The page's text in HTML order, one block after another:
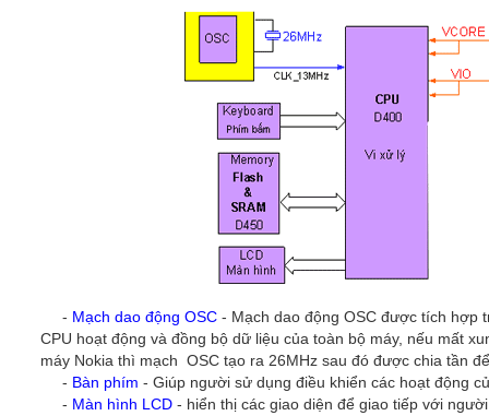
- Mạch dao động OSC - Mạch dao động OSC được tích hợp
CPU hoạt động và đồng bộ dữ liệu của toàn bộ máy, nếu mất
máy Nokia thì mạch OSC tạo ra 26MHz sau đó được chia tần
- Bàn phím - Giúp người sử dụng điều khiển các hoạt động
- Màn hình LCD - hiển thị các giao diện để giao tiếp với